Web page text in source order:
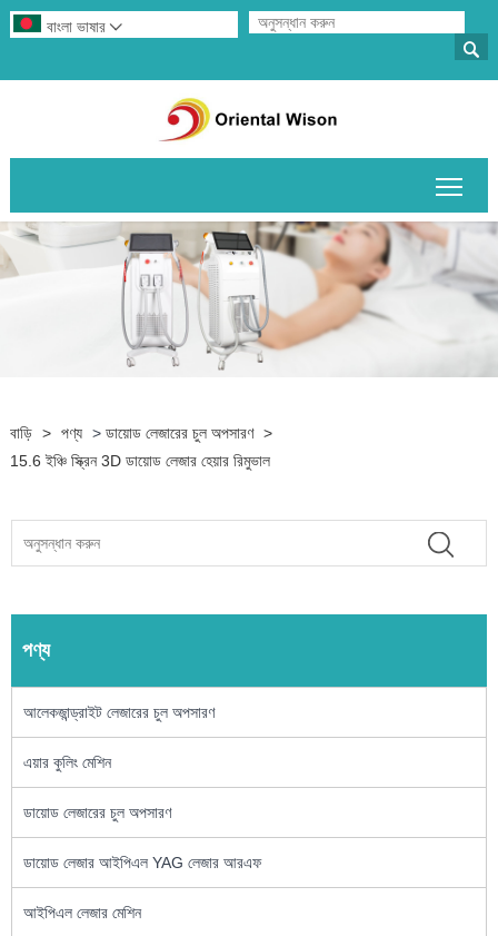

বাংলা ভাষার 
বাড়ি > পণ্য > ডায়োড লেজারের চুল অপসারণ >
15.6 ইঞ্চি স্ক্রিন 3D ডায়োড লেজার হেয়ার রিমুভাল
পণ্য
আলেকজান্ড্রাইট লেজারের চুল অপসারণ
এয়ার কুলিং মেশিন
ডায়োড লেজারের চুল অপসারণ
ডায়োড লেজার আইপিএল YAG লেজার আরএফ
আইপিএল লেজার মেশিন